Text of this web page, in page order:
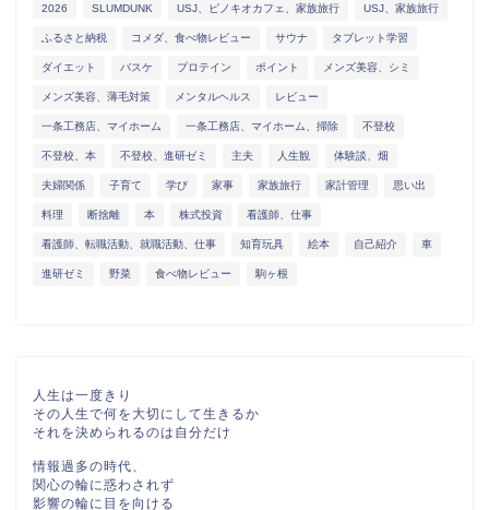
2026 SLUMDUNK USJ、ピノキオカフェ、家族旅行 USJ、家族旅行
ふるさと納税 コメダ、食べ物レビュー サウナ タブレット学習
ダイエット バスケ プロテイン ポイント メンズ美容、シミ
メンズ美容、薄毛対策 メンタルヘルス レビュー
一条工務店、マイホーム 一条工務店、マイホーム、掃除 不登校
不登校、本 不登校、進研ゼミ 主夫 人生観 体験談、畑
夫婦関係 子育て 学び 家事 家族旅行 家計管理 思い出
料理 断捨離 本 株式投資 看護師、仕事
看護師、転職活動、就職活動、仕事 知育玩具 絵本 自己紹介 車
進研ゼミ 野菜 食べ物レビュー 駒ヶ根
人生は一度きり
その人生で何を大切にして生きるか
それを決められるのは自分だけ
情報過多の時代、
関心の輪に惑わされず
影響の輪に目を向ける